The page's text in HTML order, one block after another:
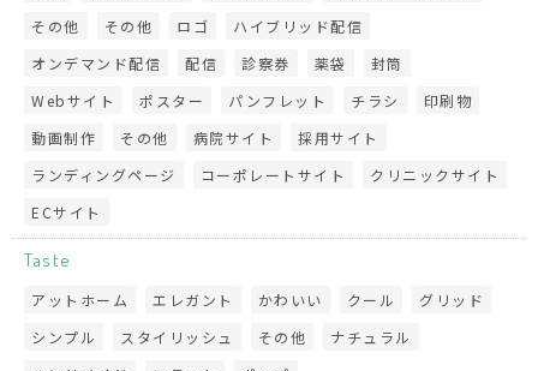
その他
その他 ロゴ
ハイブリッド配信
オンデマンド配信
配信 診察券 薬袋
封筒
Webサイト
ポスター パンフレット チラシ
印刷物
動画制作
その他 病院サイト
採用サイト
ランディングページ
コーポレートサイト
クリニックサイト
ECサイト
Taste
アットホーム エレガント かわいい クール
グリッド
シンプル
スタイリッシュ その他
ナチュラル